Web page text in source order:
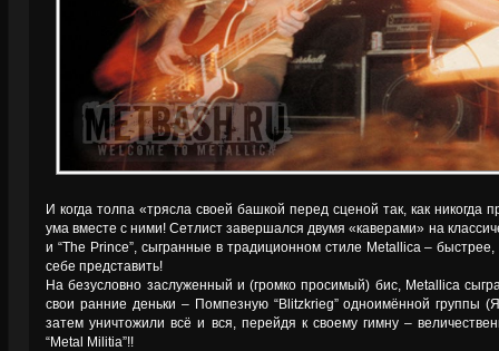
И когда толпа «трясла своей башкой перед сценой так, как никогда
ума вместе с ними! Сетлист завершался двумя «каверами» на
и “The Prince”, сыгранные в традиционном стиле Metallica –
себе представить!
На безусловно заслуженный и (громко просимый) бис, Metallica
свои ранние деньки – Помпезную “Blitzkrieg” одноимённой группы
затем уничтожили всё и вся, перейдя к своему гимну –
“Metal Militia”!!